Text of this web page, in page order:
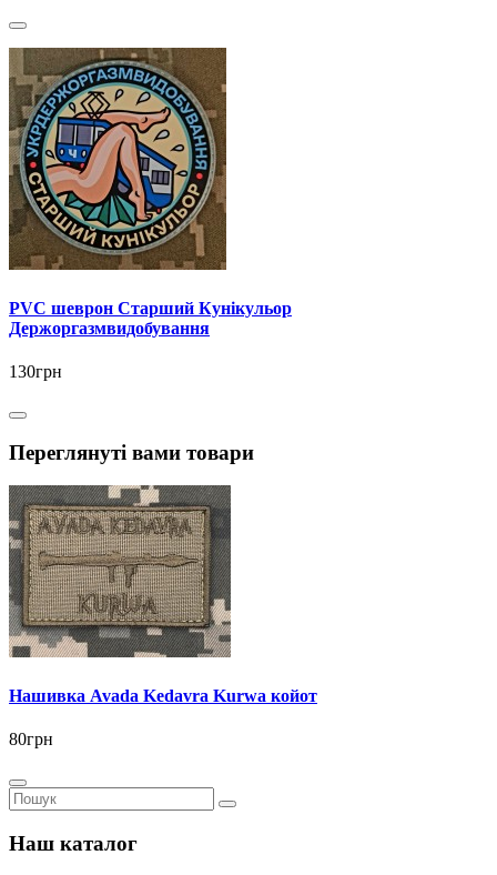
PVC шеврон Старший Кунікульор
Держоргазмвидобування
130грн
Переглянуті вами товари
Нашивка Avada Kedavra Kurwa койот
80грн
Наш каталог